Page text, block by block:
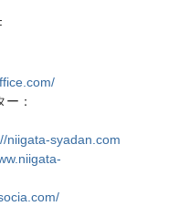
：
niigata-syadan.com